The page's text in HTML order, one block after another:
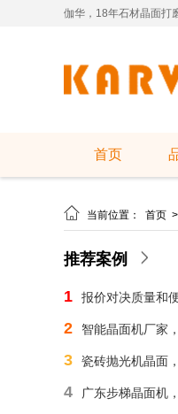
伽华，18年石材晶面打
首页
 当前位置： 首页 >
推荐案例
1
2
3
4